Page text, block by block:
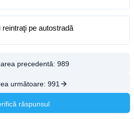
pe autostradă
precedentă: 989
următoare: 991
răspunsul